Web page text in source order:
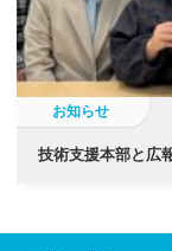
お知らせ
技術支援本部と広